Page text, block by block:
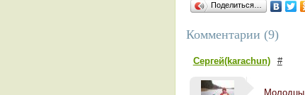
Поделиться…
Комментарии (9)
Сергей(karachun) #
Молодцы